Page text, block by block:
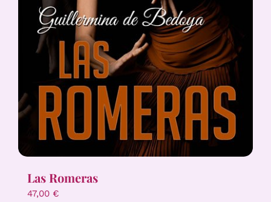
Las Romeras
47,00 €